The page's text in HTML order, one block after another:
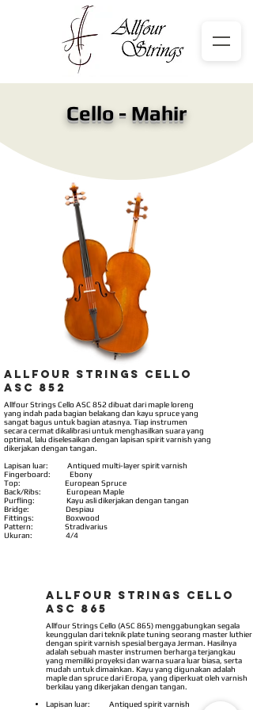
Cello - Mahir
Allfour Strings Cello
ASC 852
Allfour Strings Cello ASC 852 dibuat dari maple loreng
yang indah pada bagian belakang dan kayu spruce yang
sangat bagus untuk bagian atasnya. Tiap instrumen
secara cermat dikalibrasi untuk menghasilkan suara yang
optimal, lalu diselesaikan dengan lapisan spirit varnish yang
dikerjakan dengan tangan.
Lapisan luar: Antiqued multi-layer spirit varnish
Fingerboard: Ebony
Top: European Spruce
Back/Ribs: European Maple
Purfling: Kayu asli dikerjakan dengan tangan
Bridge: Despiau
Fittings: Boxwood
Pattern: Stradivarius
Ukuran: 4/4
Allfour Strings Cello
ASC 865
Allfour Strings Cello (ASC 865) menggabungkan segala
keunggulan dari teknik plate tuning seorang master luthier
dengan spirit varnish spesial bergaya Jerman. Hasilnya
adalah sebuah master instrumen berharga terjangkau
yang memiliki proyeksi dan warna suara luar biasa, serta
mudah untuk dimainkan. Kayu yang digunakan adalah
maple dan spruce dari Eropa, yang diperkuat oleh varnish
berkilau yang dikerjakan dengan tangan.
Lapisan luar: Antiqued spirit varnish